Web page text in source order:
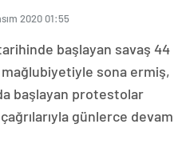
2020 01:55
başlayan savaş 44
sona ermiş,
başlayan protestolar
günlerce devam